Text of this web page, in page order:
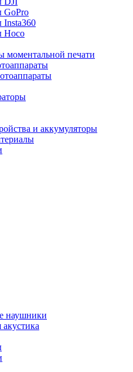
GoPro
Hoco
моментальной печати
и аккумуляторы
наушники
акустика